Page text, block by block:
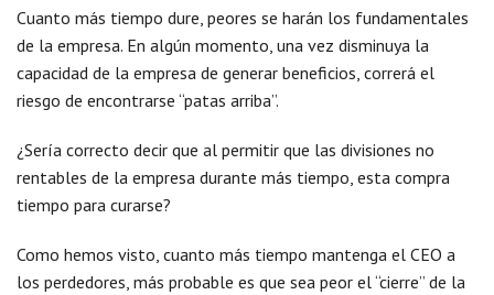
Cuanto más tiempo dure, peores se harán los fundamentales
de la empresa. En algún momento, una vez disminuya la
capacidad de la empresa de generar beneficios, correrá el
riesgo de encontrarse “patas arriba”.
¿Sería correcto decir que al permitir que las divisiones no
rentables de la empresa durante más tiempo, esta compra
tiempo para curarse?
Como hemos visto, cuanto más tiempo mantenga el CEO a
los perdedores, más probable es que sea peor el “cierre” de la